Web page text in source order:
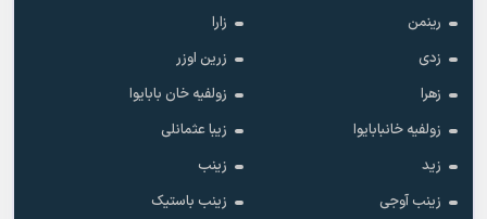
رینمن
زارا
زدی
زرین اوزر
زهرا
زولفیه خان بابایوا
زولفیه خانبابایوا
زیبا عثمانلی
زید
زینب
زینب آوجی
زینب باستیک